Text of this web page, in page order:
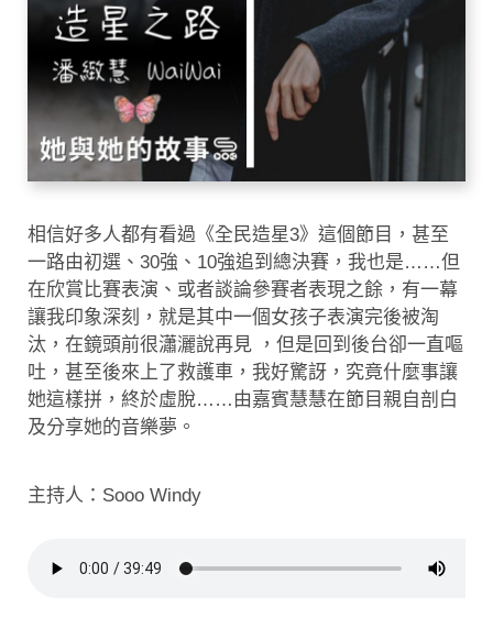
相信好多人都有看過《全民造星3》這個節目，甚至
一路由初選、30強、10強追到總決賽，我也是……但
在欣賞比賽表演、或者談論參賽者表現之餘，有一幕
讓我印象深刻，就是其中一個女孩子表演完後被淘
汰，在鏡頭前很瀟灑說再見 ，但是回到後台卻一直嘔
吐，甚至後來上了救護車，我好驚訝，究竟什麼事讓
她這樣拼，終於虛脫……由嘉賓慧慧在節目親自剖白
及分享她的音樂夢。
主持人：Sooo Windy